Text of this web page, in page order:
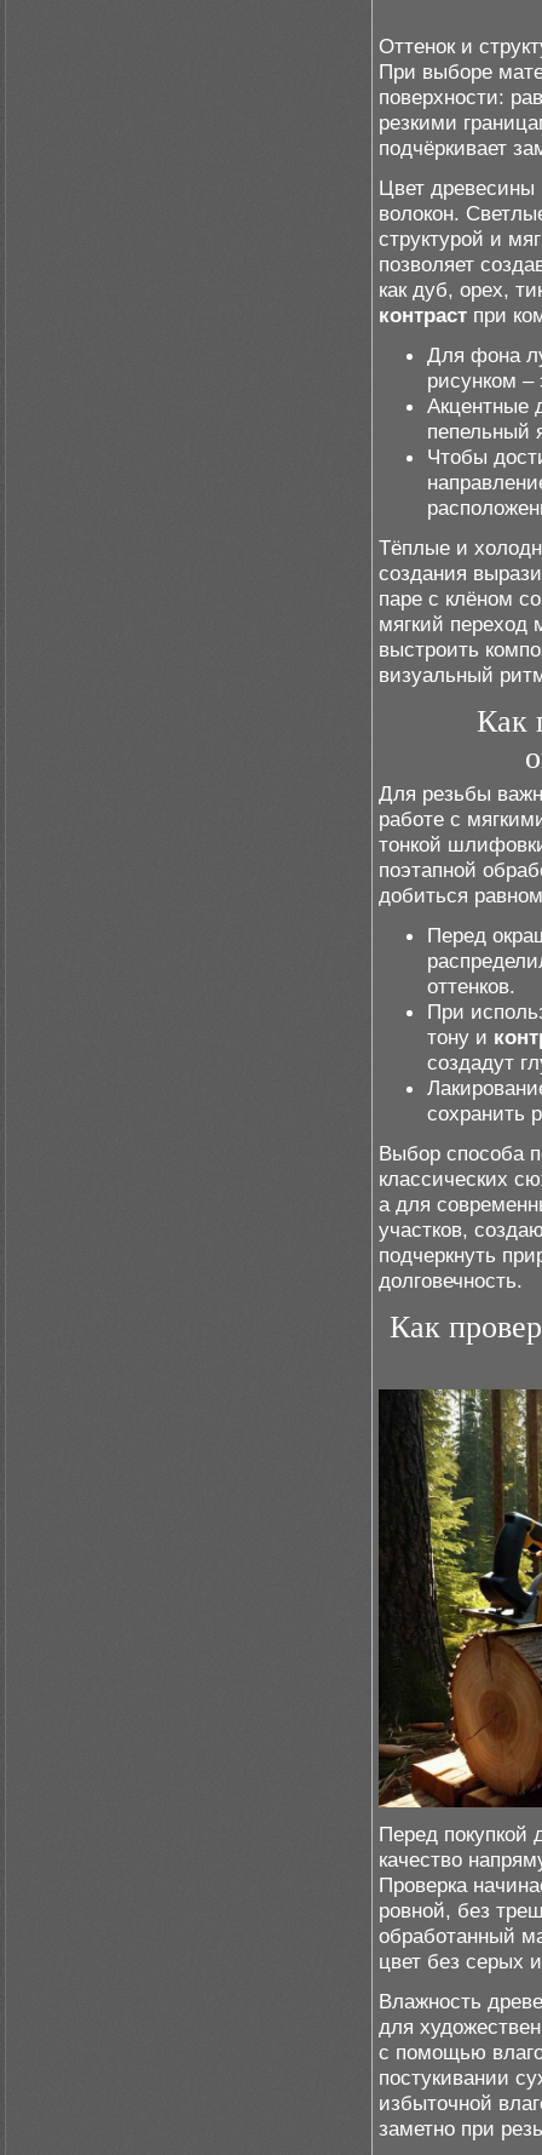
Оттенок и
При выборе
поверхности:
резкими
подчёркивает
Цвет
волокон.
структурой и
позволяет
как дуб, орех,
контраст при
Для фона
рисунком –
Акцентные
пепельный
Чтобы
Тёплые и
создания
паре с клёном
мягкий переход
выстроить
визуальный
Как
Для резьбы
работе с
тонкой
поэтапной
добиться
Перед
оттенков.
При
тону и
создадут
сохранить
Выбор способа
классических
а для
участков,
подчеркнуть
долговечность.
Как
Перед покупкой
качество
Проверка
ровной, без
обработанный
цвет без серых
Влажность
для
с помощью
постукивании
избыточной
заметно при